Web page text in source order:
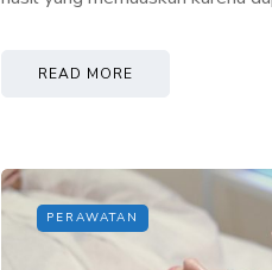
READ MORE
PERAWATAN